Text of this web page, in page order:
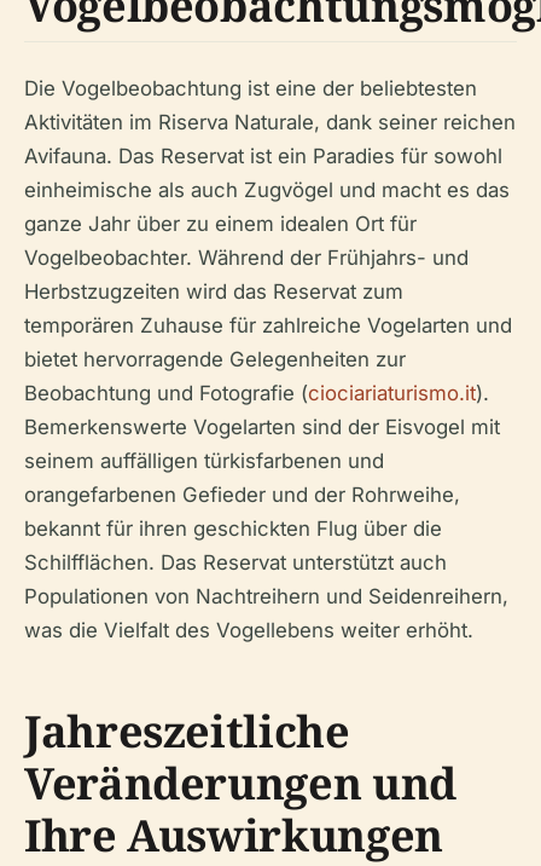
Die Vogelbeobachtung ist eine der beliebtesten
Aktivitäten im Riserva Naturale, dank seiner reichen
Avifauna. Das Reservat ist ein Paradies für sowohl
einheimische als auch Zugvögel und macht es das
ganze Jahr über zu einem idealen Ort für
Vogelbeobachter. Während der Frühjahrs- und
Herbstzugzeiten wird das Reservat zum
temporären Zuhause für zahlreiche Vogelarten und
bietet hervorragende Gelegenheiten zur
Beobachtung und Fotografie (ciociariaturismo.it).
Bemerkenswerte Vogelarten sind der Eisvogel mit
seinem auffälligen türkisfarbenen und
orangefarbenen Gefieder und der Rohrweihe,
bekannt für ihren geschickten Flug über die
Schilfflächen. Das Reservat unterstützt auch
Populationen von Nachtreihern und Seidenreihern,
was die Vielfalt des Vogellebens weiter erhöht.
Jahreszeitliche
Veränderungen und
Ihre Auswirkungen